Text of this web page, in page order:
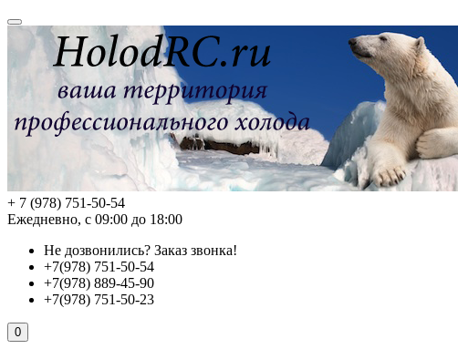
+ 7 (978) 751-50-54
Ежедневно, с 09:00 до 18:00
Не дозвонились? Заказ звонка!
+7(978) 751-50-54
+7(978) 889-45-90
+7(978) 751-50-23
0